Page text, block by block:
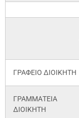
ΓΡΑΦΕΙΟ ΔΙΟΙΚΗΤΗ
ΓΡΑΜΜΑΤΕΙΑ
ΔΙΟΙΚΗΤΗ